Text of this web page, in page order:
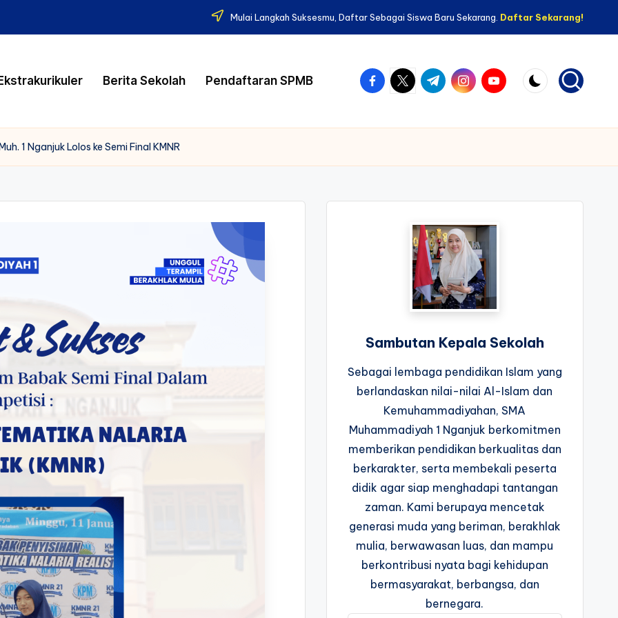
Mulai Langkah Suksesmu, Daftar Sebagai Siswa Baru Sekarang. Daftar Sekarang!
Berita Sekolah Pendaftaran SPMB facebook.com
twitter.com
t.me instagram.com
youtube.com
1 Nganjuk Lolos ke Semi Final KMNR
Sambutan Kepala Sekolah
Sebagai lembaga pendidikan Islam yang
berlandaskan nilai-nilai Al-Islam dan
Kemuhammadiyahan, SMA
Muhammadiyah 1 Nganjuk berkomitmen
memberikan pendidikan berkualitas dan
berkarakter, serta membekali peserta
didik agar siap menghadapi tantangan
zaman. Kami berupaya mencetak
generasi muda yang beriman, berakhlak
mulia, berwawasan luas, dan mampu
berkontribusi nyata bagi kehidupan
bermasyarakat, berbangsa, dan
bernegara.